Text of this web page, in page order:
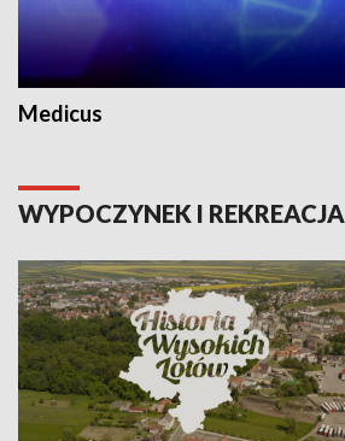
Medicus
WYPOCZYNEK I REKREACJA